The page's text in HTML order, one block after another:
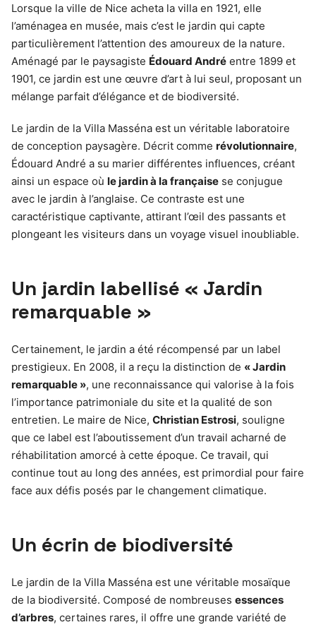
Lorsque la ville de Nice acheta la villa en 1921, elle
l’aménagea en musée, mais c’est le jardin qui capte
particulièrement l’attention des amoureux de la nature.
Aménagé par le paysagiste Édouard André entre 1899 et
1901, ce jardin est une œuvre d’art à lui seul, proposant un
mélange parfait d’élégance et de biodiversité.
Le jardin de la Villa Masséna est un véritable laboratoire
de conception paysagère. Décrit comme révolutionnaire,
Édouard André a su marier différentes influences, créant
ainsi un espace où le jardin à la française se conjugue
avec le jardin à l’anglaise. Ce contraste est une
caractéristique captivante, attirant l’œil des passants et
plongeant les visiteurs dans un voyage visuel inoubliable.
Un jardin labellisé « Jardin
remarquable »
Certainement, le jardin a été récompensé par un label
prestigieux. En 2008, il a reçu la distinction de « Jardin
remarquable », une reconnaissance qui valorise à la fois
l’importance patrimoniale du site et la qualité de son
entretien. Le maire de Nice, Christian Estrosi, souligne
que ce label est l’aboutissement d’un travail acharné de
réhabilitation amorcé à cette époque. Ce travail, qui
continue tout au long des années, est primordial pour faire
face aux défis posés par le changement climatique.
Un écrin de biodiversité
Le jardin de la Villa Masséna est une véritable mosaïque
de la biodiversité. Composé de nombreuses essences
d’arbres, certaines rares, il offre une grande variété de